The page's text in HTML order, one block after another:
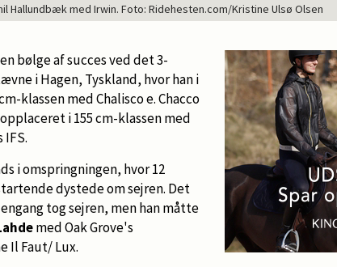
Hallundbæk med Irwin. Foto: Ridehesten.com/Kristine Ulsø Olsen
bølge af succes ved det 3-
i Hagen, Tyskland, hvor han i
klassen med Chalisco e. Chacco
i 155 cm-klassen med
IFS.
i omspringningen, hvor 12
dystede om sejren. Det
tog sejren, men han måtte
med Oak Grove's
Il Faut/ Lux.